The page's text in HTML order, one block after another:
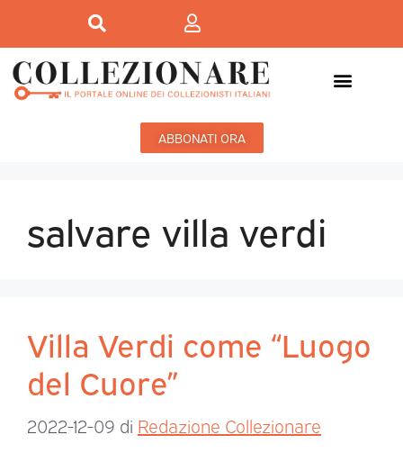
ABBONATI ORA
salvare villa verdi
Villa Verdi come “Luogo
del Cuore”
2022-12-09 di Redazione Collezionare